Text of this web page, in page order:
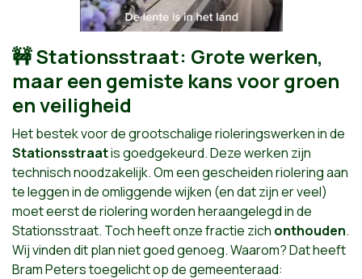
🚧 Stationsstraat: Grote werken,
maar een gemiste kans voor groen
en veiligheid
Het bestek voor de grootschalige rioleringswerken in de
Stationsstraatis goedgekeurd. Deze werken zijn
technisch noodzakelijk. Om een gescheiden riolering aan
te leggen in de omliggende wijken (en dat zijn er veel)
moet eerst de riolering worden heraangelegd in de
Stationsstraat. Toch heeft onze fractie zich onthouden.
Wij vinden dit plan niet goed genoeg. Waarom? Dat heeft
Bram Peters toegelicht op de gemeenteraad: